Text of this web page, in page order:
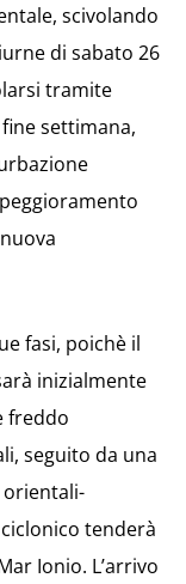
scivolando
di sabato 26
tramite
settimana,
fasi, poichè il
inizialmente
freddo
seguito da una
tenderà
Ionio. L’arrivo